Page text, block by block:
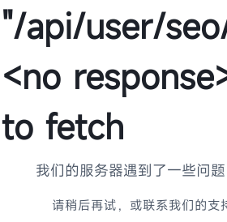
"/api/user/
<no
to fetch
我们的服务器遇到了一些问
请稍后再试，或联系我们的支